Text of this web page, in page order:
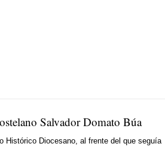
Salvador Domato Búa
Histórico Diocesano, al frente del que seguía